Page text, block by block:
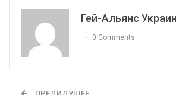
Гей-Альянс
0 Comments